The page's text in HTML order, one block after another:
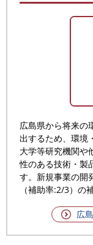
広島県から将来の
出するため、環境
大学等研究機関や
性のある技術・製
す。新規事業の開
（補助率:2/3）の
広